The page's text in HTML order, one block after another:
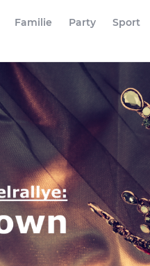
Familie Party Sport